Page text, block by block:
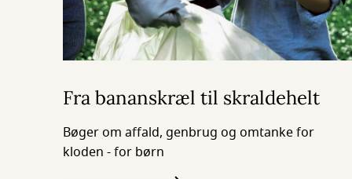
Fra bananskræl til skraldehelt
Bøger om affald, genbrug og omtanke for
kloden - for børn